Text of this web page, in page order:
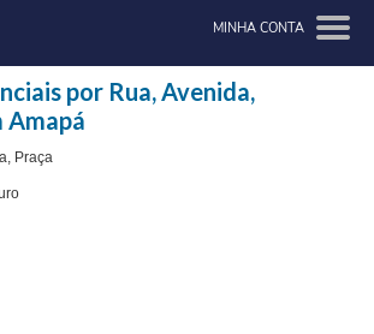
MINHA CONTA
por Rua, Avenida,
Amapá
Praça